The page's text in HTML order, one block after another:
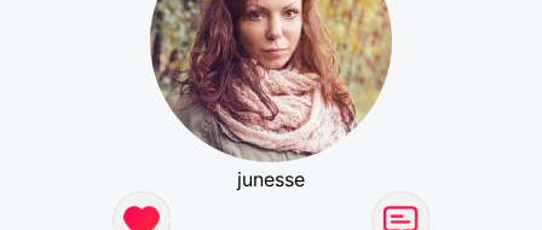
junesse